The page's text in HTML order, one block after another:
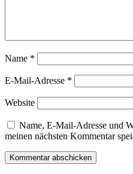
Name *
E-Mail-Adresse *
Website
Name, E-Mail-Adresse und
meinen nächsten Kommentar